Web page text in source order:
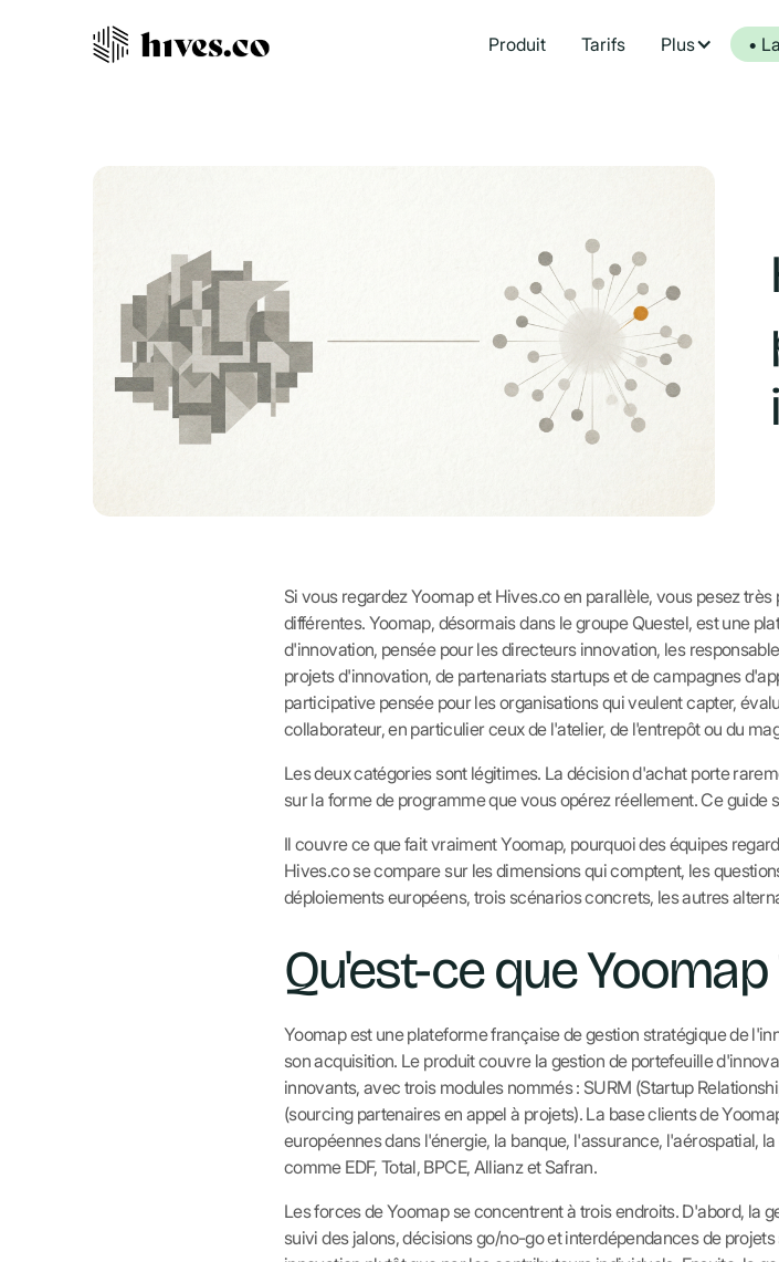
Produit Tarifs Plus •
Si vous regardez Yoomap et Hives.co en parallèle, vous pesez
différentes. Yoomap, désormais dans le groupe Questel, est une
d'innovation, pensée pour les directeurs innovation, les
projets d'innovation, de partenariats startups et de campagnes
participative pensée pour les organisations qui veulent capter,
collaborateur, en particulier ceux de l'atelier, de l'entrepôt ou du
Les deux catégories sont légitimes. La décision d'achat porte
sur la forme de programme que vous opérez réellement. Ce guide
Il couvre ce que fait vraiment Yoomap, pourquoi des équipes
Hives.co se compare sur les dimensions qui comptent, les
déploiements européens, trois scénarios concrets, les autres
Qu'est-ce que Yoomap
Yoomap est une plateforme française de gestion stratégique de
son acquisition. Le produit couvre la gestion de portefeuille
innovants, avec trois modules nommés : SURM (Startup
(sourcing partenaires en appel à projets). La base clients de
européennes dans l'énergie, la banque, l'assurance, l'aérospatial,
comme EDF, Total, BPCE, Allianz et Safran.
Les forces de Yoomap se concentrent à trois endroits. D'abord, la
suivi des jalons, décisions go/no-go et interdépendances de